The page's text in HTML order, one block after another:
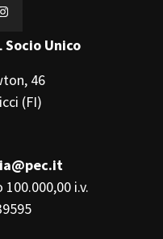
Socio Unico
46
(FI)
i.v.